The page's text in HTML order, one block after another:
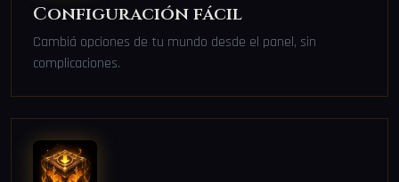
Configuración fácil
Cambiá opciones de tu mundo desde el panel, sin
complicaciones.